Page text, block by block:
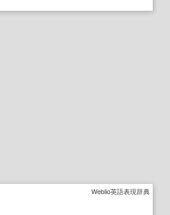
Weblio英語表現辞典